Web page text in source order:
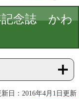
記念誌 かわ
新日：2016年4月1日更新